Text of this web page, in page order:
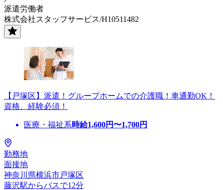
派遣労働者
株式会社スタッフサービス/H10511482
【戸塚区】派遣！グループホームでの介護職！車通勤OK！
資格、経験必須！
医療・福祉系時給1,600円〜1,700円
勤務地
面接地
神奈川県横浜市戸塚区
藤沢駅からバスで12分